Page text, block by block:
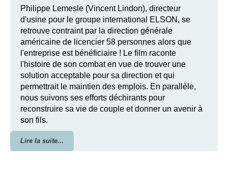
Philippe Lemesle (Vincent Lindon), directeur
d'usine pour le groupe international ELSON, se
retrouve contraint par la direction générale
américaine de licencier 58 personnes alors que
l'entreprise est bénéficiaire ! Le film raconte
l'histoire de son combat en vue de trouver une
solution acceptable pour sa direction et qui
permettrait le maintien des emplois. En parallèle,
nous suivons ses efforts déchirants pour
reconstruire sa vie de couple et donner un avenir à
son fils.
Lire la suite...